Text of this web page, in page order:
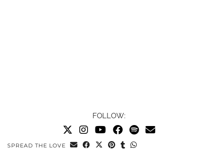
FOLLOW:
SPREAD THE LOVE